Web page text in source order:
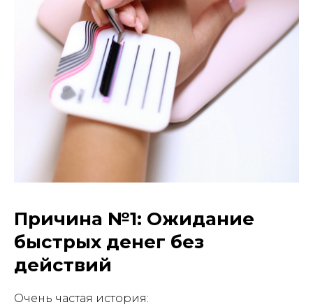
Причина №1: Ожидание
быстрых денег без
действий
Очень частая история: